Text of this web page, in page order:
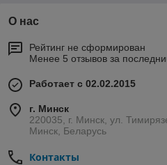
О нас
Рейтинг не сформирован
Менее 5 отзывов за
Работает с 02.02.2015
г. Минск
220035, г. Минск, ул.
Минск, Беларусь
Контакты